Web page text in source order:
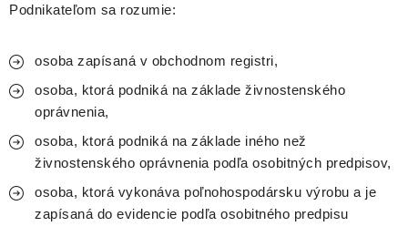
Podnikateľom sa rozumie:
osoba zapísaná v obchodnom registri,
osoba, ktorá podniká na základe živnostenského
oprávnenia,
osoba, ktorá podniká na základe iného než
živnostenského oprávnenia podľa osobitných predpisov,
osoba, ktorá vykonáva poľnohospodársku výrobu a je
zapísaná do evidencie podľa osobitného predpisu